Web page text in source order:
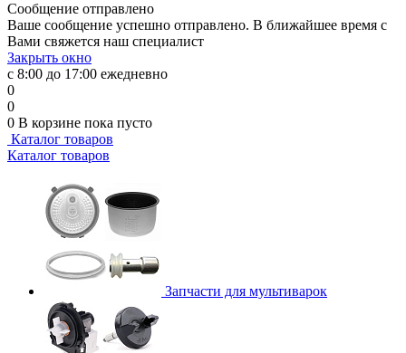
Сообщение отправлено
Ваше сообщение успешно отправлено. В ближайшее время с
Вами свяжется наш специалист
Закрыть окно
с 8:00 до 17:00 ежедневно
0
0
0 В корзине пока пусто
Каталог товаров
Каталог товаров
Запчасти для мультиварок